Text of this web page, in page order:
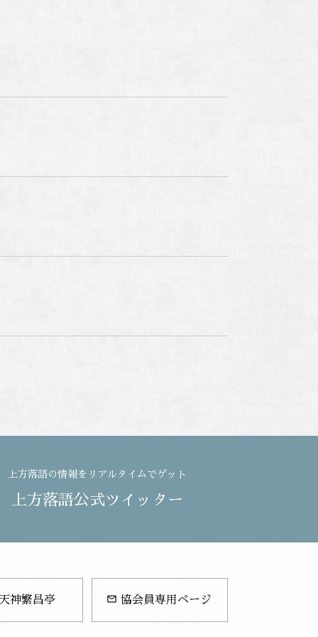
上方落語の情報をリアルタイムでゲット
上方落語公式ツイッター
神繁昌亭 mail_outline 協会員専用ページ